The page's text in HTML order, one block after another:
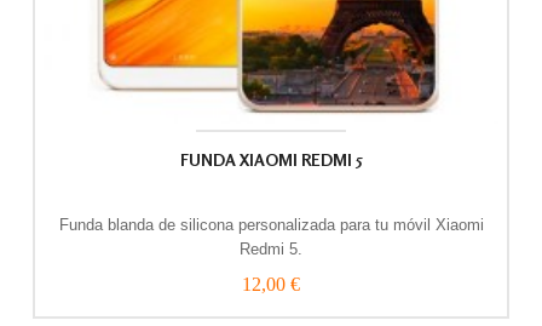
FUNDA XIAOMI REDMI 5
Funda blanda de silicona personalizada para tu móvil Xiaomi
Redmi 5.
12,00 €